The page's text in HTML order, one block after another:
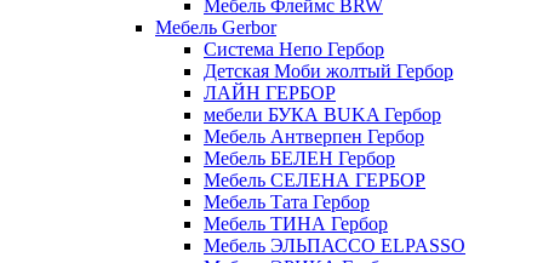
Мебель Флеймс BRW
Мебель Gerbor
Cистема Непо Гербор
Детская Моби жолтый Гербор
ЛАЙН ГЕРБОР
мебели БУКА BUKA Гербор
Мебель Антверпен Гербор
Мебель БЕЛЕН Гербор
Мебель СЕЛЕНА ГЕРБОР
Мебель Тата Гербор
Мебель ТИНА Гербор
Мебель ЭЛЬПАССО ELPASSO